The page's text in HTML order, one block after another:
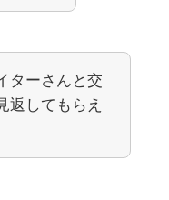
ターさんと交
返してもらえ